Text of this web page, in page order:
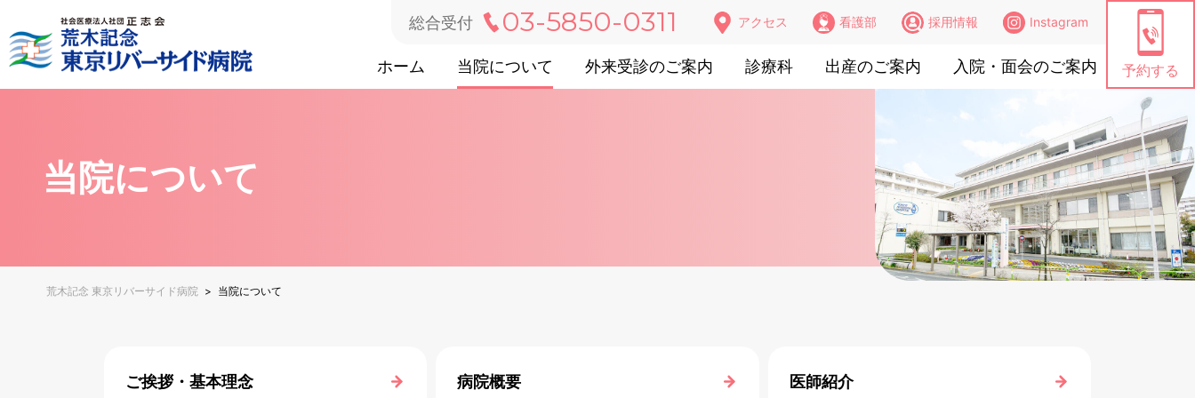
総合受付 03-5850-0311 アクセス 看護部 採用情報 Instagram
ホーム 当院について 外来受診のご案内 診療科 出産のご案内 入院・面会のご案内 予約する
当院について
荒木記念 東京リバーサイド病院 > 当院について
ご挨拶・基本理念 病院概要 医師紹介